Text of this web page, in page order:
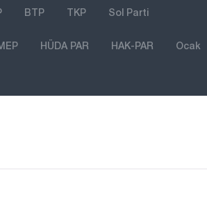
BTP TKP Sol Parti
HÜDA PAR HAK-PAR Ocak